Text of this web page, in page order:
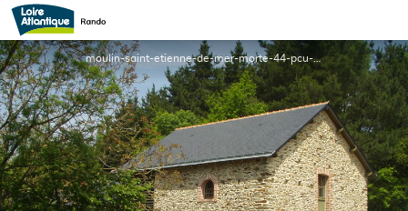
MOULIN A EAU
moulin-saint-etienne-de-mer-morte-44-pcu-1 - ©Pays-Grandlieu-Machecoul-Logne